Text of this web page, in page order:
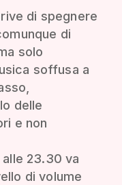
di spegnere
di
solo
soffusa a
delle
e non
23.30 va
di volume